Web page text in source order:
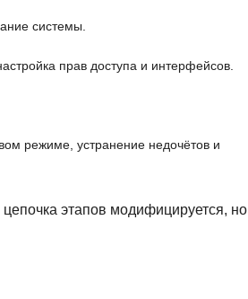
системы.
прав доступа и интерфейсов.
режиме, устранение недочётов и
этапов модифицируется, но